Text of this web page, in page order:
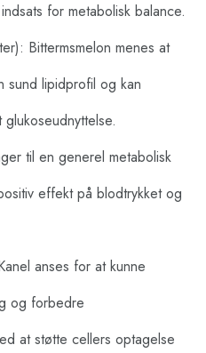
for metabolisk balance.
Bittermsmelon menes at
lipidprofil og kan
til en generel metabolisk
effekt på blodtrykket og
anses for at kunne
og forbedre
at støtte cellers optagelse